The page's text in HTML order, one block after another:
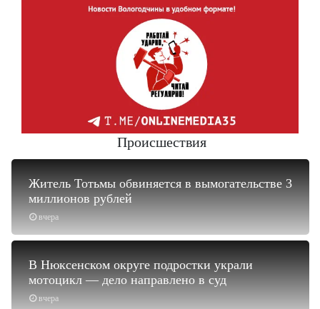
Происшествия
вчера
Житель Тотьмы обвиняется в вымогательстве 3
миллионов рублей
вчера
В Нюксенском округе подростки украли
мотоцикл — дело направлено в суд